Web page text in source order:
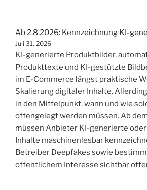
Ab 2.8.2026: Kennzeichnung KI-
Juli 31, 2026
KI-generierte Produktbilder,
Produkttexte und KI-gestützte
im E-Commerce längst praktische
Skalierung digitaler Inhalte.
in den Mittelpunkt, wann und wie
offengelegt werden müssen. Ab
müssen Anbieter KI-generierte
Inhalte maschinenlesbar
Betreiber Deepfakes sowie
öffentlichem Interesse sichtbar